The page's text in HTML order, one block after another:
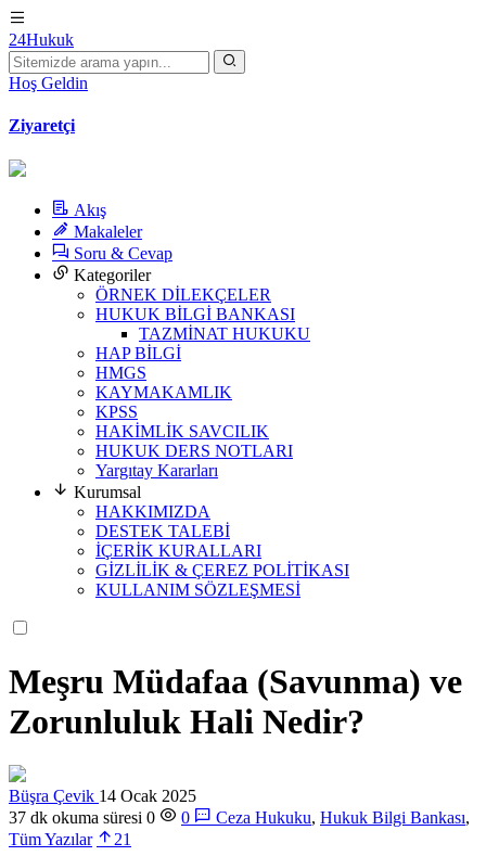
24Hukuk
Hoş Geldin
Ziyaretçi
Akış
Makaleler
Soru & Cevap
Kategoriler
ÖRNEK DİLEKÇELER
HUKUK BİLGİ BANKASI
TAZMİNAT HUKUKU
HAP BİLGİ
HMGS
KAYMAKAMLIK
KPSS
HAKİMLİK SAVCILIK
HUKUK DERS NOTLARI
Yargıtay Kararları
Kurumsal
HAKKIMIZDA
DESTEK TALEBİ
İÇERİK KURALLARI
GİZLİLİK & ÇEREZ POLİTİKASI
KULLANIM SÖZLEŞMESİ
Meşru Müdafaa (Savunma) ve
Zorunluluk Hali Nedir?
Büşra Çevik 14 Ocak 2025
37 dk okuma süresi 0 0 Ceza Hukuku, Hukuk Bilgi Bankası,
Tüm Yazılar
21